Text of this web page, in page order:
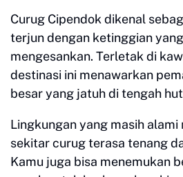
Curug Cipendok dikenal
terjun dengan ketinggian
mengesankan. Terletak di
destinasi ini menawarkan
besar yang jatuh di tengah
Lingkungan yang masih
sekitar curug terasa tenang
Kamu juga bisa menemukan